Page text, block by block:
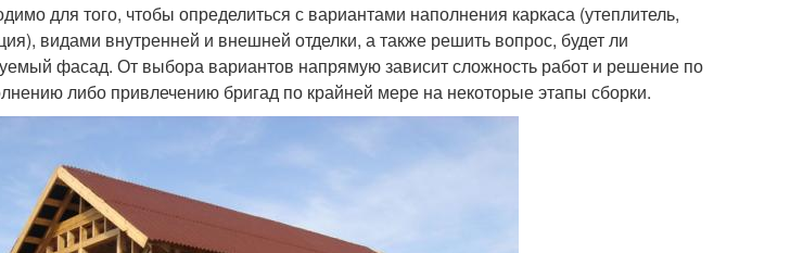
для того, чтобы определиться с вариантами наполнения каркаса (утеплитель,
видами внутренней и внешней отделки, а также решить вопрос, будет ли
фасад. От выбора вариантов напрямую зависит сложность работ и решение по
либо привлечению бригад по крайней мере на некоторые этапы сборки.